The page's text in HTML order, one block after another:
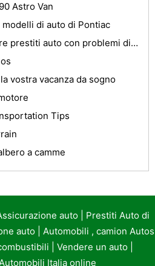
Astro Van
di auto di Pontiac
Come per rifinanziare prestiti auto con problemi di credito
vostra vacanza da sogno
Tips
a camme
auto
Prestiti Auto di
auto
Automobili , camion Autos
Vendere un auto|
Italia online